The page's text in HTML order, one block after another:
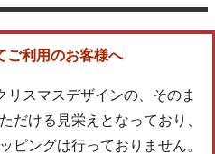
ご利用のお客様へ
リスマスデザインの、そのま
だける見栄えとなっており、
ピングは行っておりません。